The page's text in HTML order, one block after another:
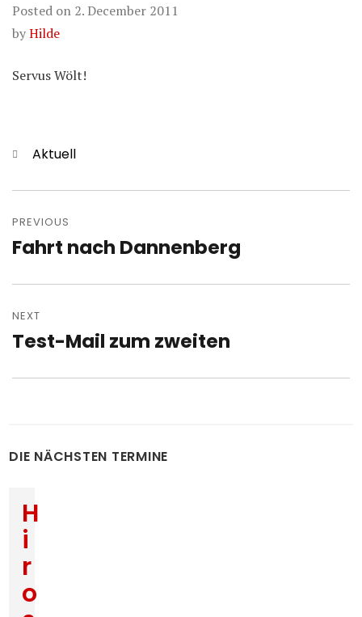
Posted on 2. December 2011
byHilde
Servus Wölt!
Categories
Aktuell
navigation
PREVIOUS
Previous
Fahrt nach Dannenberg
NEXT
Next
Test-Mail zum zweiten
DIE NÄCHSTEN TERMINE
H
i
r
o